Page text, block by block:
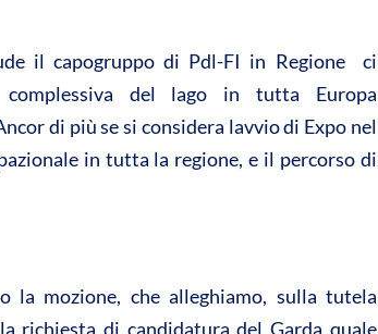
il capogruppo di Pdl-FI in Regione  ci
complessiva del lago in tutta Europa
di più se si considera lavvio di Expo nel
in tutta la regione, e il percorso di
mozione, che alleghiamo, sulla tutela
richiesta di candidatura del Garda quale